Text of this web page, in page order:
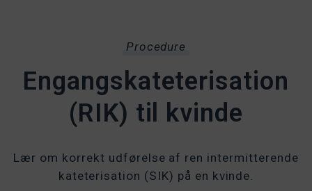
Procedure
Engangskateterisation
(RIK) til kvinde
Lær om korrekt udførelse af ren intermitterende
kateterisation (SIK) på en kvinde.